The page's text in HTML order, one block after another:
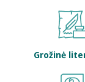
Grožinė